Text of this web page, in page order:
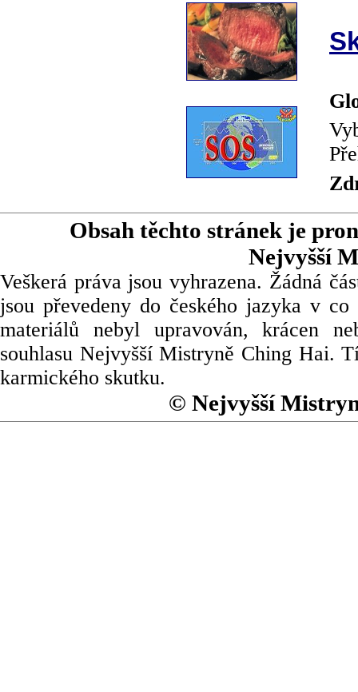
Obsah těchto stránek je
Nejvyšší
Veškerá práva jsou vyhrazena. Žádná
jsou převedeny do českého jazyka v
materiálů nebyl upravován, krácen
souhlasu Nejvyšší Mistryně Ching Hai.
karmického skutku.
© Nejvyšší